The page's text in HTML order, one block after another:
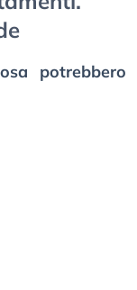
potrebbero